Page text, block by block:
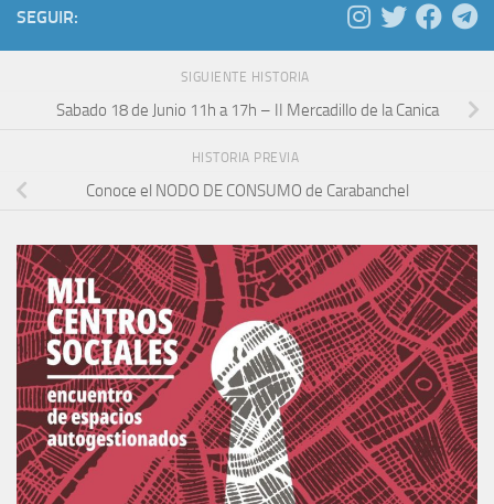
SEGUIR:
SIGUIENTE HISTORIA
Sabado 18 de Junio 11h a 17h – II Mercadillo de la Canica
HISTORIA PREVIA
Conoce el NODO DE CONSUMO de Carabanchel